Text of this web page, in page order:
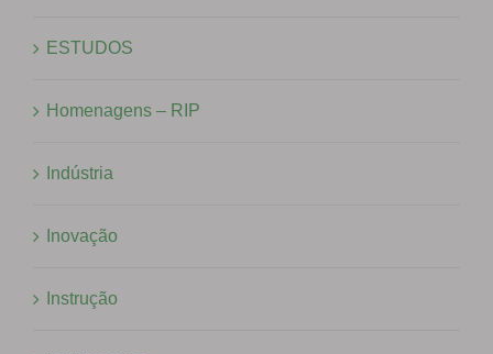
ESTUDOS
Homenagens – RIP
Indústria
Inovação
Instrução